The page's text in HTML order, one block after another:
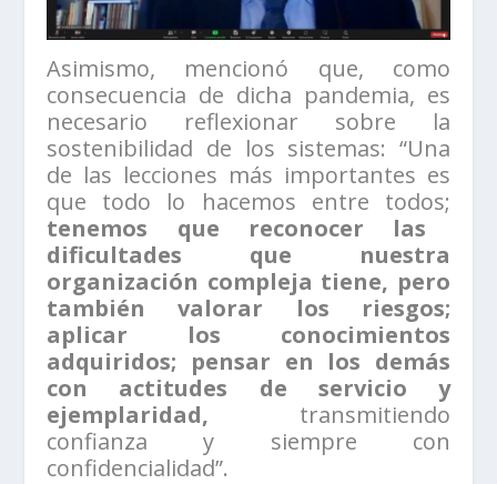
Asimismo, mencionó que, como
consecuencia de dicha pandemia, es
necesario reflexionar sobre la
sostenibilidad de los sistemas: “Una
de las lecciones más importantes es
que todo lo hacemos entre todos;
tenemos que reconocer las
dificultades que nuestra
organización compleja tiene, pero
también valorar los riesgos;
aplicar los conocimientos
adquiridos; pensar en los demás
con actitudes de servicio y
ejemplaridad, transmitiendo
confianza y siempre con
confidencialidad”.